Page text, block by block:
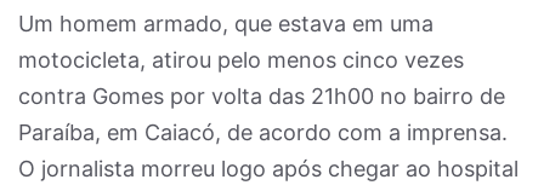
Um homem armado, que estava em uma
motocicleta, atirou pelo menos cinco vezes
contra Gomes por volta das 21h00 no bairro de
Paraíba, em Caiacó, de acordo com a imprensa.
O jornalista morreu logo após chegar ao hospital